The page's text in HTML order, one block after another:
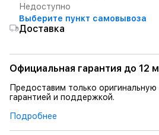
Недоступно
Выберите пункт самовывоза
Доставка
Официальная гарантия до 12
Предоставим только
гарантией и поддержкой.
Подробнее